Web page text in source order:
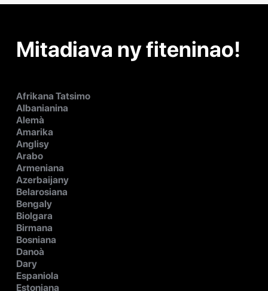
Mitadiava ny fiteninao!
Afrikana Tatsimo
Albanianina
Alemà
Amarika
Anglisy
Arabo
Armeniana
Azerbaijany
Belarosiana
Bengaly
Biolgara
Birmana
Bosniana
Danoà
Dary
Espaniola
Estoniana